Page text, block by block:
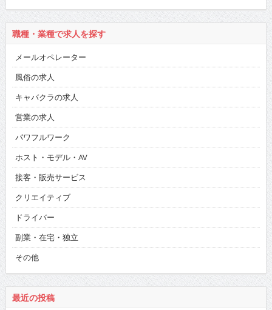
職種・業種で求人を探す
メールオペレーター
風俗の求人
キャバクラの求人
営業の求人
パワフルワーク
ホスト・モデル・AV
接客・販売サービス
クリエイティブ
ドライバー
副業・在宅・独立
その他
最近の投稿